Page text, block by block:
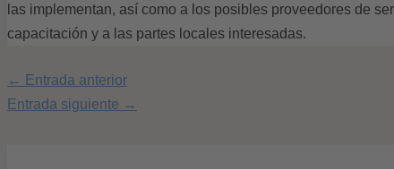
las implementan, así como a los posibles proveedores de
capacitación y a las partes locales interesadas.
← Entrada anterior
Entrada siguiente →